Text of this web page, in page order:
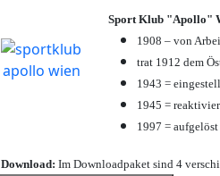
Sport Klub "Apollo"
1908 – von
trat 1912 dem
1943 =
1945 =
1997 = aufgelöst
Download: Im Downloadpaket sind 4